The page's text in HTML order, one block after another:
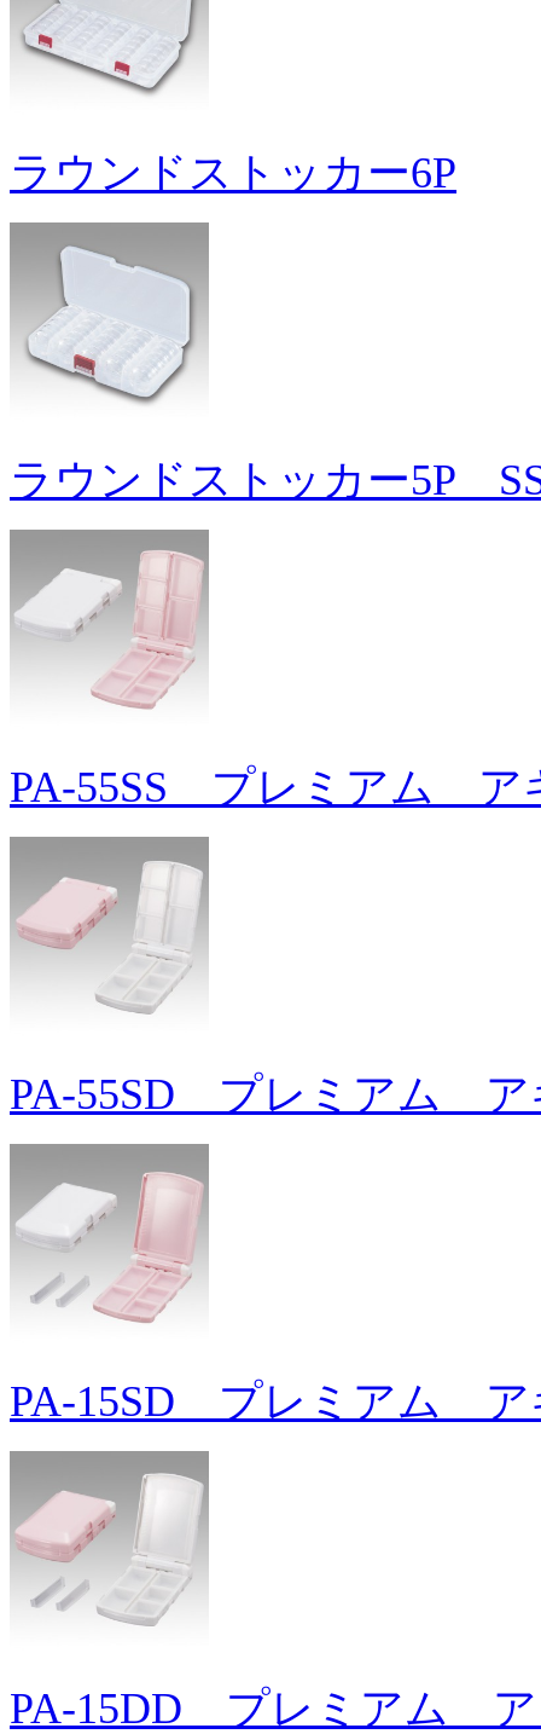
ラウンドストッカー6P
ラウンドストッカー5P
PA-55SS プレミアム ア
PA-55SD プレミアム ア
PA-15SD プレミアム ア
PA-15DD プレミアム ア